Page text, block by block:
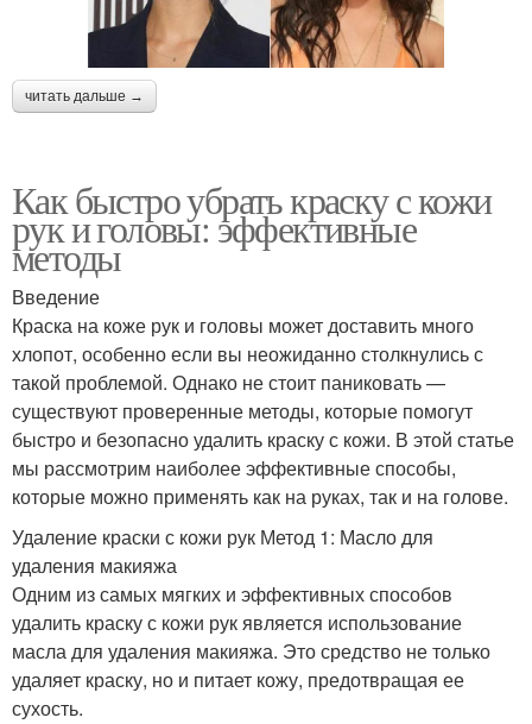
читать дальше →
Как быстро убрать краску с кожи
рук и головы: эффективные
методы
Введение
Краска на коже рук и головы может доставить много
хлопот, особенно если вы неожиданно столкнулись с
такой проблемой. Однако не стоит паниковать —
существуют проверенные методы, которые помогут
быстро и безопасно удалить краску с кожи. В этой статье
мы рассмотрим наиболее эффективные способы,
которые можно применять как на руках, так и на голове.
Удаление краски с кожи рук Метод 1: Масло для
удаления макияжа
Одним из самых мягких и эффективных способов
удалить краску с кожи рук является использование
масла для удаления макияжа. Это средство не только
удаляет краску, но и питает кожу, предотвращая ее
сухость.